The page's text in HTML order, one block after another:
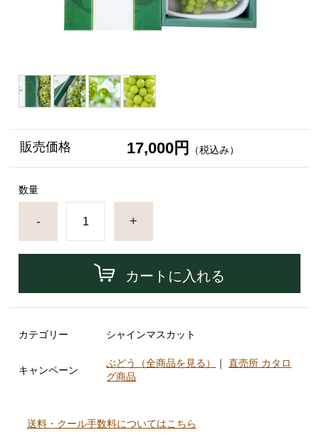
販売価格 17,000円 （税込み）
数量
- +
カートに入れる
カテゴリー シャインマスカット
キャンペーン
ぶどう（全商品を見る） ｜直売所 カタロ
グ商品
送料・クール手数料についてはこちら